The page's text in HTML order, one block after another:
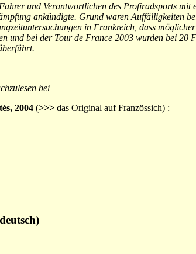
und Verantwortlichen des Profiradsports mit
ankündigte. Grund waren Auffälligkeiten
in Frankreich, dass
und bei der Tour de France 2003 wurden bei 20
bei
2004 (>>> das Original auf Französsich) :